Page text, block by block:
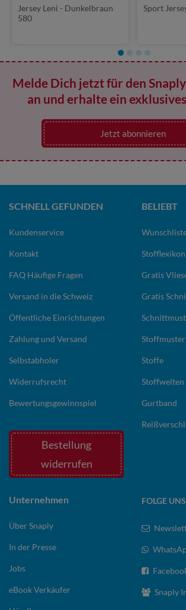
Jersey Leni - Dunkelbraun
580
Sport
Melde Dich jetzt für den
an und erhalte ein
Jetzt abonnieren
SCHNELL GEFUNDEN
Kundenservice
Kontakt
FAQ Häufige Fragen
Versand in die Schweiz
Öffentliche Einrichtungen
Zahlung und Versand
Selbstabholer
Widerrufsrecht
Bewertungsgewinnspiel
Bestellung
widerrufen
BELIEBT
Stofflexikon
Gratis
Gratis
Stoffmuster
Stoffe
Stoffwelten
Gurtband
Unternehmen
Über Snaply
In der Presse
Jobs
eBook Verkäufer
FOLGE UNS
Snaply